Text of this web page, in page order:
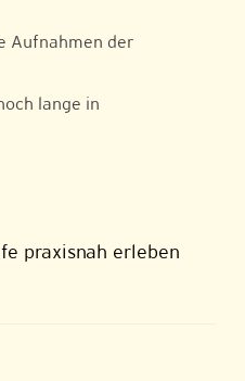
Aufnahmen der
lange in
praxisnah erleben